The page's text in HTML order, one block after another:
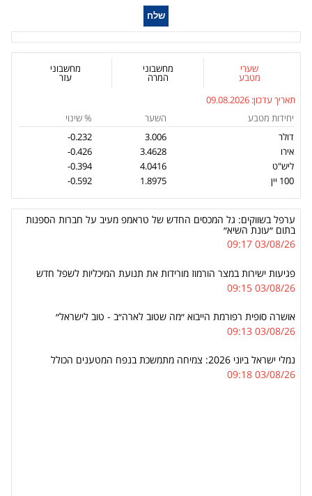
שערי
מטבע
מחשבוני
המרה
מחשבוני
עזר
תאריך עדכון:09.08.2026
יחידות מטבע
השער
% שינוי
דולר
3.006
-0.232
אירו
3.4628
-0.426
ליש"ט
4.0416
-0.394
100 יין
1.8975
-0.592
ערפל בשווקים: גל המכסים החדש של טראמפ מעיב על חברות הספנות
בתום ״עונת השיא״
03/08/26 09:17
פגיעות ישירות במצר הורמוז מורידות את תנועת המיכליות לשפל חדש
03/08/26 09:15
אושרה סופית רפורמת הייבוא ״מה שטוב לארה״ב - טוב לישראל״
03/08/26 09:13
נמלי ישראל ביוני 2026: צמיחה מתמשכת בנפח המטענים הכולל
03/08/26 09:18